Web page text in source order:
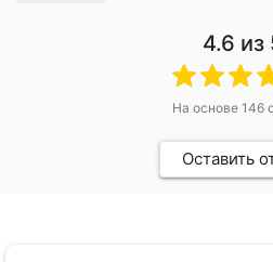
4.6 из
На основе 146
Оставить